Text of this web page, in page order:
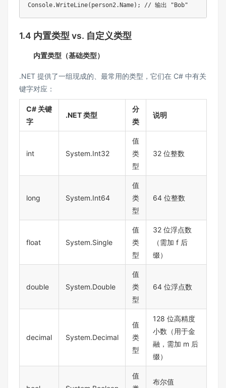
Console.WriteLine( person2. Name) ; // 输出 "Bob"
1.4 内置类型 vs. 自定义类型
内置类型（基础类型）
.NET 提供了一组现成的、最常用的类型，它们在 C# 中有关
键字对应：
C# 关键
字
.NET 类型
分
类
说明
int System.Int32
值
类
型
32 位整数
long System.Int64
值
类
型
64 位整数
float System.Single
值
类
型
32 位浮点数
（需加 f 后
缀）
double System.Double
值
类
型
64 位浮点数
decimal System.Decimal
值
类
型
128 位高精度
小数（用于金
融，需加 m 后
缀）
值
布尔值